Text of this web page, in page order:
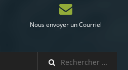
Nous envoyer un Courriel